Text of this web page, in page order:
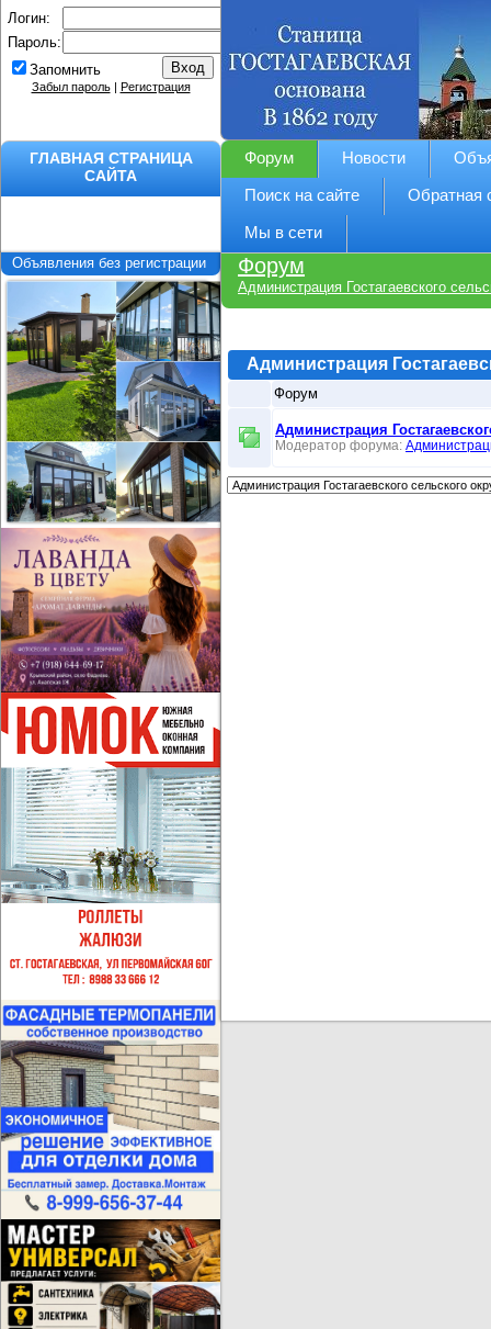
Логин:
Пароль:
Запомнить
Забыл пароль| Регистрация
ГЛАВНАЯ СТРАНИЦА
САЙТА
Форум Новости
Поиск на сайте Обратная
Мы в сети
Объявления без регистрации Форум
Администрация Гостагаевского
Администрация
Форум
Администрация
Модератор форума: